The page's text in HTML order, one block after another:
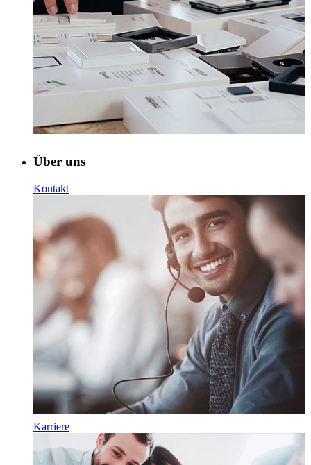
Über uns
Kontakt
Karriere